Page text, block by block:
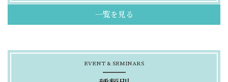
一覧を見る
EVENT & SEMINARS